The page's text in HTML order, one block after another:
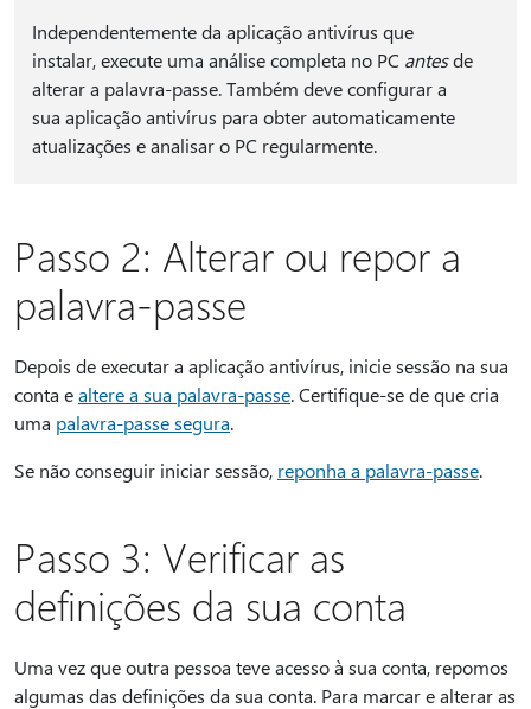
Independentemente da aplicação antivírus que
instalar, execute uma análise completa no PC antesde
alterar a palavra-passe. Também deve configurar a
sua aplicação antivírus para obter automaticamente
atualizações e analisar o PC regularmente.
Passo 2: Alterar ou repor a
palavra-passe
Depois de executar a aplicação antivírus, inicie sessão na sua
conta ealtere a sua palavra-passe. Certifique-se de que cria
uma palavra-passe segura.
Se não conseguir iniciar sessão, reponha a palavra-passe.
Passo 3: Verificar as
definições da sua conta
Uma vez que outra pessoa teve acesso à sua conta, repomos
algumas das definições da sua conta. Para marcar e alterar as